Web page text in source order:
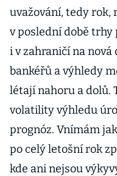
uvažování, tedy rok,
v poslední době trhy
i v zahraničí na
bankéřů a výhledy
létají nahoru a dolů.
volatility výhledu
prognóz. Vnímám
po celý letošní rok
kde ani nejsou